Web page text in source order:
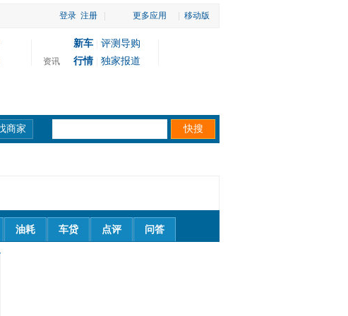
移动版
更多应用
登录 注册
资讯
新车
评测导购
行情
独家报道
油耗 车贷 点评 问答